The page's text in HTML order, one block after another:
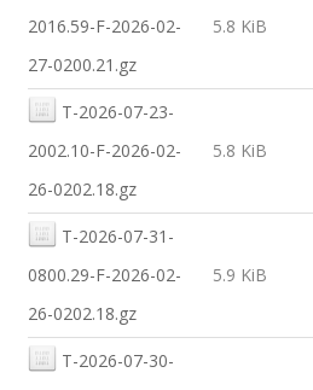
2016.59-F-2026-02-
27-0200.21.gz
5.8 KiB
T-2026-07-23-
2002.10-F-2026-02-
26-0202.18.gz
5.8 KiB
T-2026-07-31-
0800.29-F-2026-02-
26-0202.18.gz
5.9 KiB
T-2026-07-30-